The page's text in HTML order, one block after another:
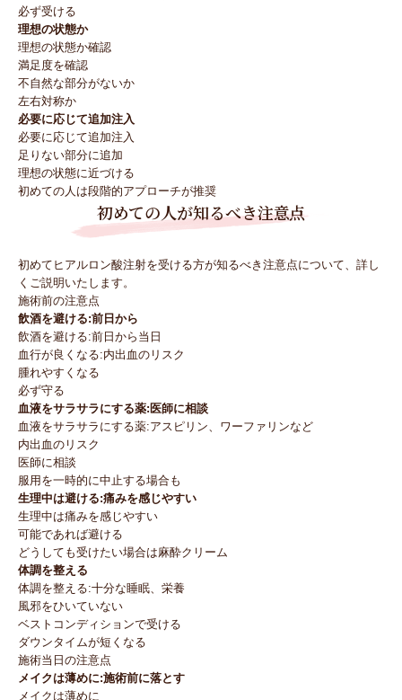
必ず受ける
理想の状態か
理想の状態か確認
満足度を確認
不自然な部分がないか
左右対称か
必要に応じて追加注入
必要に応じて追加注入
足りない部分に追加
理想の状態に近づける
初めての人は段階的アプローチが推奨
初めての人が知るべき注意点
初めてヒアルロン酸注射を受ける方が知るべき注意点について、詳し
くご説明いたします。
施術前の注意点
飲酒を避ける:前日から
飲酒を避ける:前日から当日
血行が良くなる:内出血のリスク
腫れやすくなる
必ず守る
血液をサラサラにする薬:医師に相談
血液をサラサラにする薬:アスピリン、ワーファリンなど
内出血のリスク
医師に相談
服用を一時的に中止する場合も
生理中は避ける:痛みを感じやすい
生理中は痛みを感じやすい
可能であれば避ける
どうしても受けたい場合は麻酔クリーム
体調を整える
体調を整える:十分な睡眠、栄養
風邪をひいていない
ベストコンディションで受ける
ダウンタイムが短くなる
施術当日の注意点
メイクは薄めに:施術前に落とす
メイクは薄めに